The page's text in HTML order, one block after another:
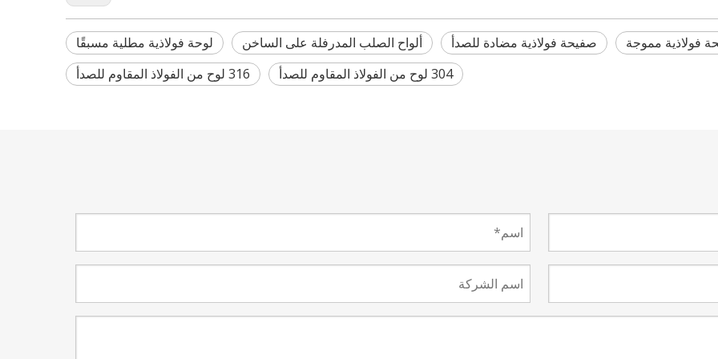
لوحة فولاذية مطلية مسبقًا ألواح الصلب المدرفلة على الساخن صفيحة فولاذية مضادة للصدأ فولاذية مموجة
316 لوح من الفولاذ المقاوم للصدأ
304 لوح من الفولاذ المقاوم للصدأ